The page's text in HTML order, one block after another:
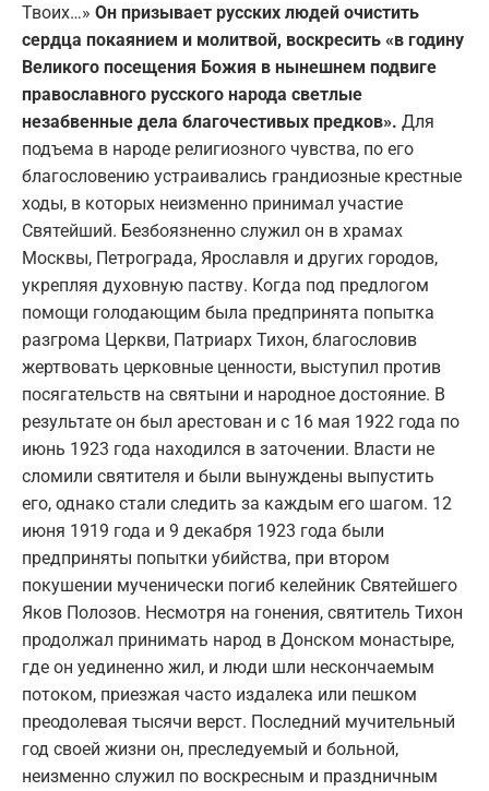
Твоих…» Он призывает русских людей очистить
сердца покаянием и молитвой, воскресить «в годину
Великого посещения Божия в нынешнем подвиге
православного русского народа светлые
незабвенные дела благочестивых предков». Для
подъема в народе религиозного чувства, по его
благословению устраивались грандиозные крестные
ходы, в которых неизменно принимал участие
Святейший. Безбоязненно служил он в храмах
Москвы, Петрограда, Ярославля и других городов,
укрепляя духовную паству. Когда под предлогом
помощи голодающим была предпринята попытка
разгрома Церкви, Патриарх Тихон, благословив
жертвовать церковные ценности, выступил против
посягательств на святыни и народное достояние. В
результате он был арестован и с 16 мая 1922 года по
июнь 1923 года находился в заточении. Власти не
сломили святителя и были вынуждены выпустить
его, однако стали следить за каждым его шагом. 12
июня 1919 года и 9 декабря 1923 года были
предприняты попытки убийства, при втором
покушении мученически погиб келейник Святейшего
Яков Полозов. Несмотря на гонения, святитель Тихон
продолжал принимать народ в Донском монастыре,
где он уединенно жил, и люди шли нескончаемым
потоком, приезжая часто издалека или пешком
преодолевая тысячи верст. Последний мучительный
год своей жизни он, преследуемый и больной,
неизменно служил по воскресным и праздничным